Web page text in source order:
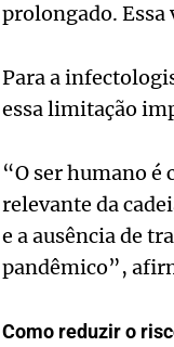
prolongado.
Para a
essa limitação
“O ser humano
relevante da
e a ausência de
pandêmico”,
Como reduzir o